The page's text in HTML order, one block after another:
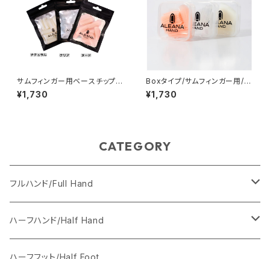
サムフィンガー用ベースチップ5
0枚/tip for thumb finger
¥1,730
Boxタイプ/サムフィンガー用/ベ
ースチップ50枚/Box type/tip
for thumb finger
¥1,730
CATEGORY
フルハンド/Full Hand
Anais（女性の手）
ワイヤーあり
Axel（男性の手）
ハーフハンド/Half Hand
ワイヤーあり
ハーフフット/Half Foot